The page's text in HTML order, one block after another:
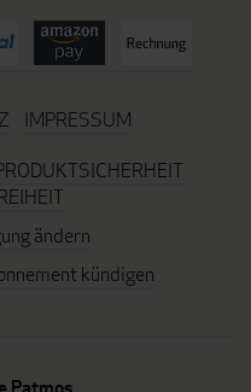
IMPRESSUM
ändern
kündigen